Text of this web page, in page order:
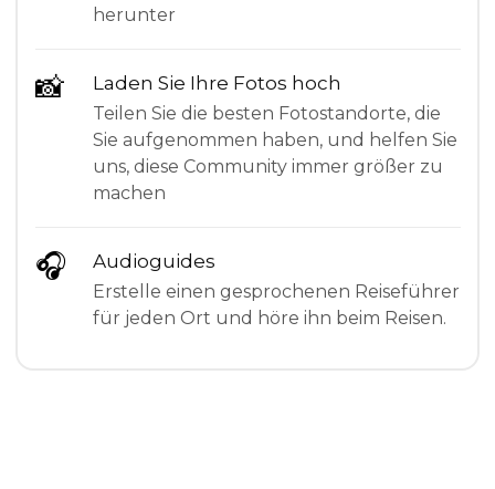
herunter
📸 Laden Sie Ihre Fotos hoch
Teilen Sie die besten Fotostandorte, die
Sie aufgenommen haben, und helfen Sie
uns, diese Community immer größer zu
machen
🎧 Audioguides
Erstelle einen gesprochenen Reiseführer
für jeden Ort und höre ihn beim Reisen.